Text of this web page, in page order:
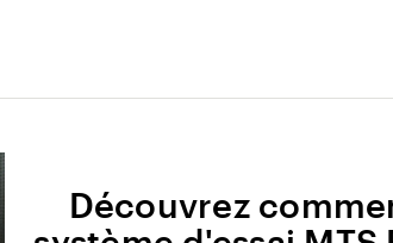
Découvrez